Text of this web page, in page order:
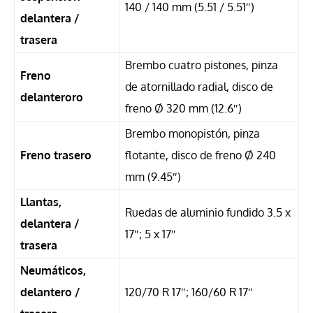
delantera /
trasera
140 / 140 mm (5.51 / 5.51″)
Freno
delanteroro
Brembo cuatro pistones, pinza
de atornillado radial, disco de
freno Ø 320 mm (12.6″)
Freno trasero
Brembo monopistón, pinza
flotante, disco de freno Ø 240
mm (9.45″)
Llantas,
delantera /
trasera
Ruedas de aluminio fundido 3.5 x
17″; 5 x 17″
Neumáticos,
delantero /
120/70 R 17″; 160/60 R 17″